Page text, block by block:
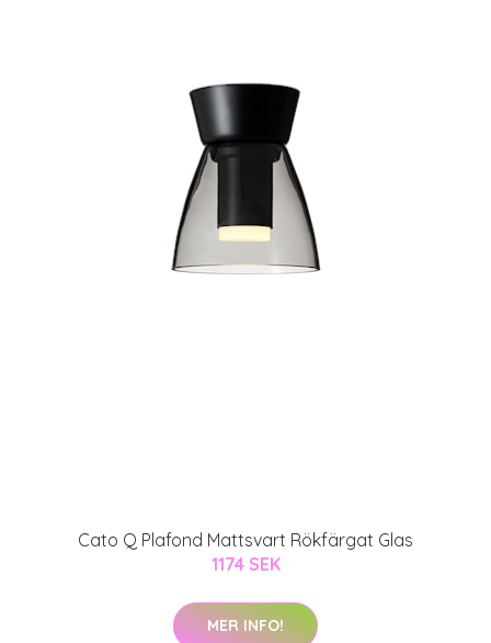
Cato Q Plafond Mattsvart Rökfärgat Glas
1174 SEK
MER INFO!